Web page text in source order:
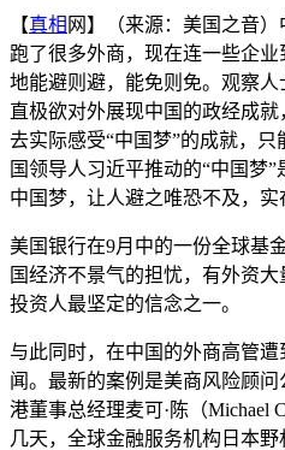
【真相 网】（来源：美国之音
跑了很多外商，现在连一些企
地能避则避，能免则免。观察
直极欲对外展现中国的政经成
去实际感受“中国梦”的成就，
国领导人习近平推动的“中国梦
中国梦，让人避之唯恐不及，实
美国银行在9月中的一份全球基
国经济不景气的担忧，有外资
投资人最坚定的信念之一。
与此同时，在中国的外商高管
闻。最新的案例是美商风险顾
港董事总经理麦可·陈（Michael
几天，全球金融服务机构日本